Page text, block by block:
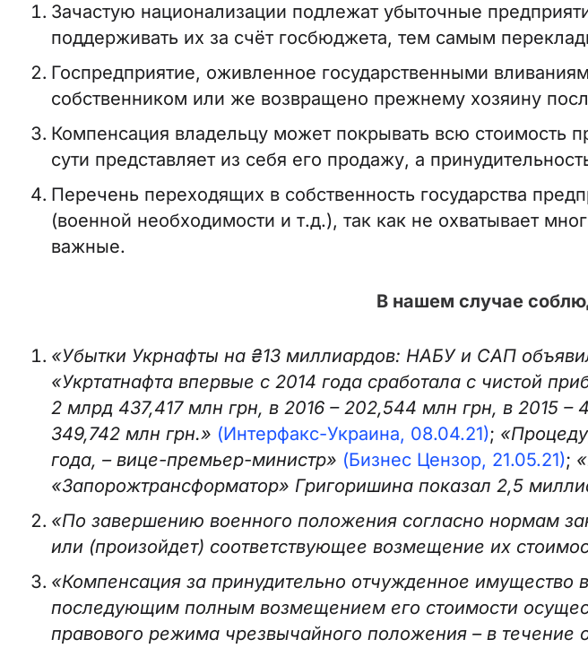
Зачастую национализации подлежат убыточные
поддерживать их за счёт госбюджета, тем самым
Госпредприятие, оживленное государственными
собственником или же возвращено прежнему хозяину
Компенсация владельцу может покрывать всю стоимость
сути представляет из себя его продажу, а
Перечень переходящих в собственность государства
(военной необходимости и т.д.), так как не охватывает
важные.
В нашем случае
«Убытки Укрнафты на ₴13 миллиардов: НАБУ и САП
«Укртатнафта впервые с 2014 года сработала с чистой
2 млрд 437,417 млн грн, в 2016 – 202,544 млн грн, в 2015 –
349,742 млн грн.» (Интерфакс-Украина, 08.04.21);
года, – вице-премьер-министр» (Бизнес Цензор, 21.05.21);
«Запорожтрансформатор» Григоришина показал 2,5
«По завершению военного положения согласно нормам
или (произойдет) соответствующее возмещение их
«Компенсация за принудительно отчужденное
последующим полным возмещением его стоимости
правового режима чрезвычайного положения – в